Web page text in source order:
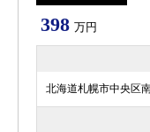
398 万円
北海道札幌市中央区